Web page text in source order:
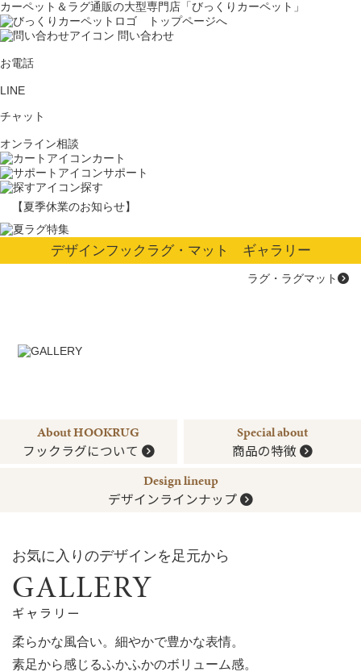
カーペット＆ラグ通販の大型専門店「びっくりカーペット」
問い合わせ
お電話
LINE
チャット
オンライン相談
カート
サポート
探す
【夏季休業のお知らせ】
デザインフックラグ・マット ギャラリー
ラグ・ラグマット
About HOOKRUG
フックラグについて
Special about
商品の特徴
Design lineup
デザインラインナップ
お気に入りのデザインを足元から
GALLERY
ギャラリー
柔らかな風合い。細やかで豊かな表情。
素足から感じるふかふかのボリューム感。